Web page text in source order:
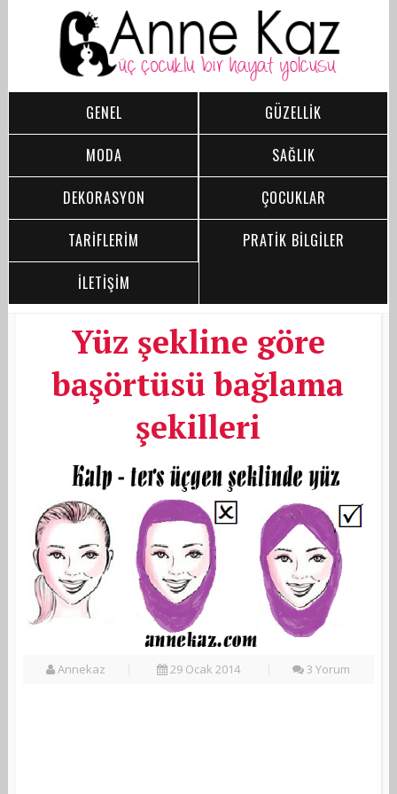
GENEL
GÜZELLİK
MODA
SAĞLIK
DEKORASYON
ÇOCUKLAR
TARİFLERİM
PRATİK BİLGİLER
İLETİŞİM
Yüz şekline göre
başörtüsü bağlama
şekilleri
Annekaz 29 Ocak 2014 3 Yorum